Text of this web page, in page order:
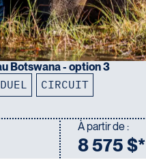
Botswana - option 3
CIRCUIT
À partir de :
8 575 $*